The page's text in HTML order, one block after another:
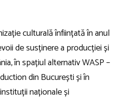
culturală înființată în anul
de susținere a producției și
în spațiul alternativ WASP –
din București și în
naționale și